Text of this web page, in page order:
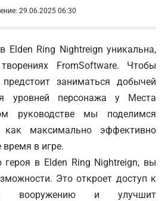
29.06.2025 06:30
Elden Ring Nightreign уникальна,
FromSoftware. Чтобы
заниматься добычей
уровней персонажа у Места
руководстве мы поделимся
максимально эффективно
в игре.
героя в Elden Ring Nightreign, вы
Это откроет доступ к
вооружению и улучшит